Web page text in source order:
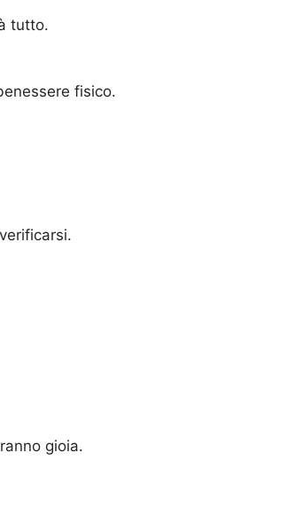
tutto.
fisico.
gioia.